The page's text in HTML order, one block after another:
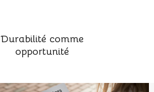
Durabilité comme
opportunité